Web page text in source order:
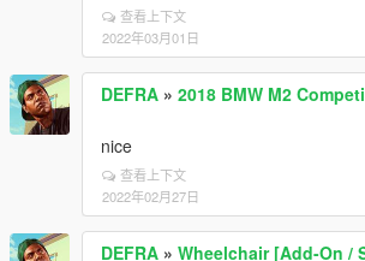
查看上下文
2022年03月01日
DEFRA » 2018 BMW M2
nice
查看上下文
2022年02月27日
DEFRA » Wheelchair [Add-On /